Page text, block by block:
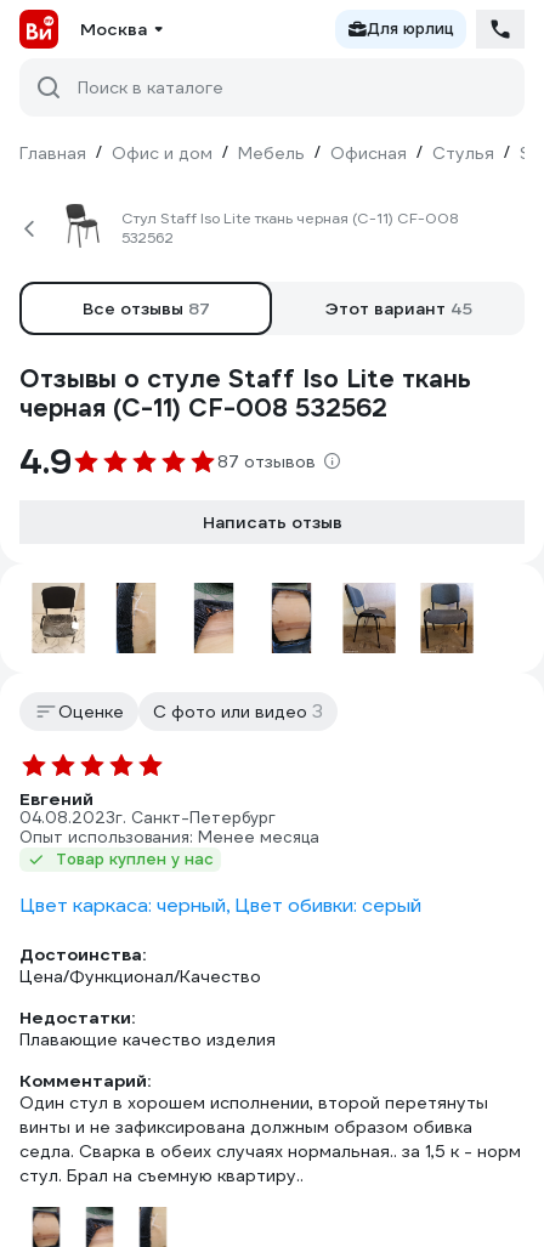
Москва Для юрлиц
Поиск в каталоге
Главная / Офис и дом / Мебель / Офисная / Стулья /
Стул Staff Iso Lite ткань черная (С-11) CF-008
532562
Все отзывы 87 Этот вариант 45
Отзывы о стуле Staff Iso Lite ткань
черная (С-11) CF-008 532562
4.9 87 отзывов
Написать отзыв
Оценке С фото или видео 3
Евгений
04.08.2023г. Санкт-Петербург
Опыт использования: Менее месяца
Товар куплен у нас
Цвет каркаса: черный, Цвет обивки: серый
Достоинства:
Цена/Функционал/Качество
Недостатки:
Плавающие качество изделия
Комментарий:
Один стул в хорошем исполнении, второй перетянуты
винты и не зафиксирована должным образом обивка
седла. Сварка в обеих случаях нормальная.. за 1,5 к - норм
стул. Брал на съемную квартиру..